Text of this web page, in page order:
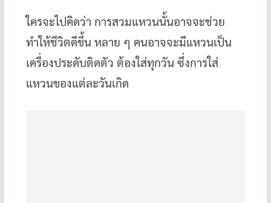
ใครจะไปคิดว่า การสวมแหวนนั้นอาจจะช่วย
ทำให้ชีวิตดีขึ้น หลาย ๆ คนอาจจะมีแหวนเป็น
เครื่องประดับติดตัว ต้องใส่ทุกวัน ซึ่งการใส่
แหวนของแต่ละวันเกิด